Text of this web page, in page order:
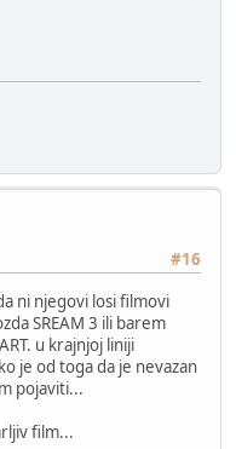
#16
ni njegovi losi filmovi
SREAM 3 ili barem
u krajnjoj liniji
je od toga da je nevazan
pojaviti...
film...